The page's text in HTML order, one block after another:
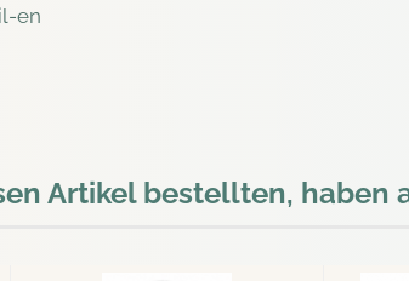
en
Artikel bestellten, haben